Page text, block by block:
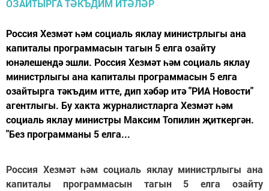
Россия Хезмәт һәм социаль яклау министрлыгы ана
капиталы программасын тагын 5 елга озайту
юнәлешендә эшли. Россия Хезмәт һәм социаль яклау
министрлыгы ана капиталы программасын 5 елга
озайтырга тәкъдим итте, дип хәбәр итә "РИА Новости"
агентлыгы. Бу хакта журналистларга Хезмәт һәм
социаль яклау министры Максим Топилин җиткергән.
"Без программаны 5 елга...
Россия Хезмәт һәм социаль яклау министрлыгы ана
капиталы программасын тагын 5 елга озайту